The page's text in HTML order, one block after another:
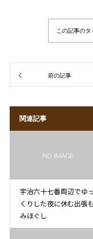
この記事の
前の記事
関連記事
宇治六十七番周辺でゆっ
くりした夜に休む出張も
みほぐし